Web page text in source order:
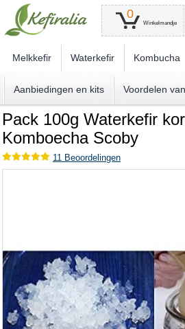
0
Winkelmandje
Melkkefir Waterkefir Kombucha
Aanbiedingen en kits Voordelen
Pack 100g Waterkefir
Komboecha Scoby
11 Beoordelingen